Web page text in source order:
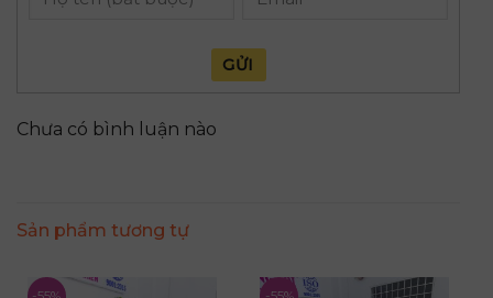
GỬI
Chưa có bình luận nào
Sản phẩm tương tự